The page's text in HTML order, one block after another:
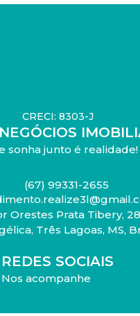
CRECI: 8303-J
sonha junto é realidade!
(67) 99331-2655
Orestes Prata Tibery,
, Três Lagoas, MS,
REDES SOCIAIS
Nos acompanhe